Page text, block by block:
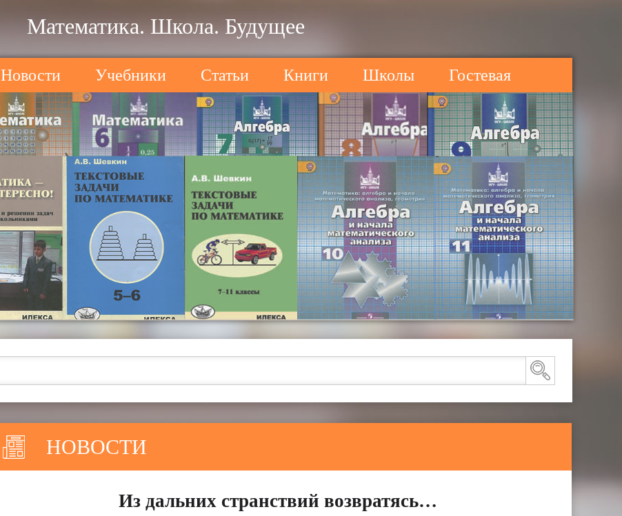
Математика. Школа. Будущее
Новости Учебники Статьи Книги Школы Гостевая
НОВОСТИ
Из дальних странствий возвратясь…